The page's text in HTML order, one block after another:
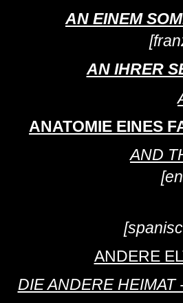
AN EINEM
AN IHRER
ANATOMIE EINES
AND
ANDERE
DIE ANDERE